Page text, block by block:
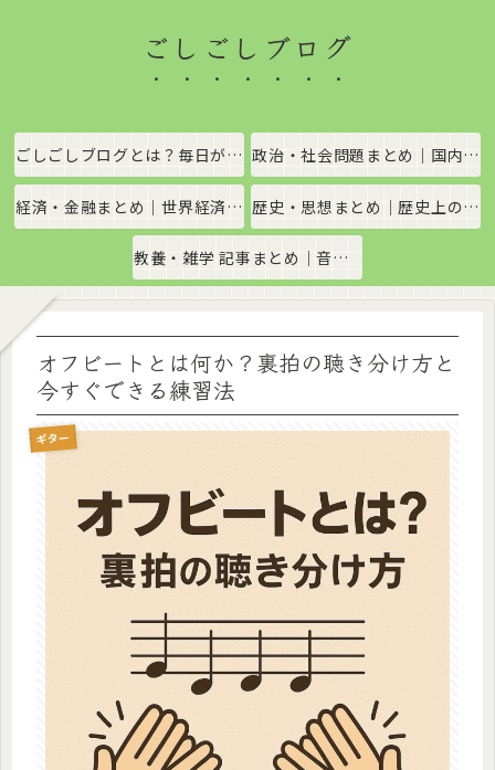
ごしごしブログ
ごしごしブログとは？毎日がちょっと楽しくなる情報発信サイト 政治・社会問題まとめ｜国内政治・国際情勢をわかりやすく解説
経済・金融まとめ｜世界経済・金融市場をわかりやすく解説 歴史・思想まとめ｜歴史上の出来事や思想・哲学をわかりやすく解説
教養・雑学 記事まとめ｜音楽、科学、社会の豆知識をわかりやすく解説
オフビートとは何か？裏拍の聴き分け方と
今すぐできる練習法
ギター